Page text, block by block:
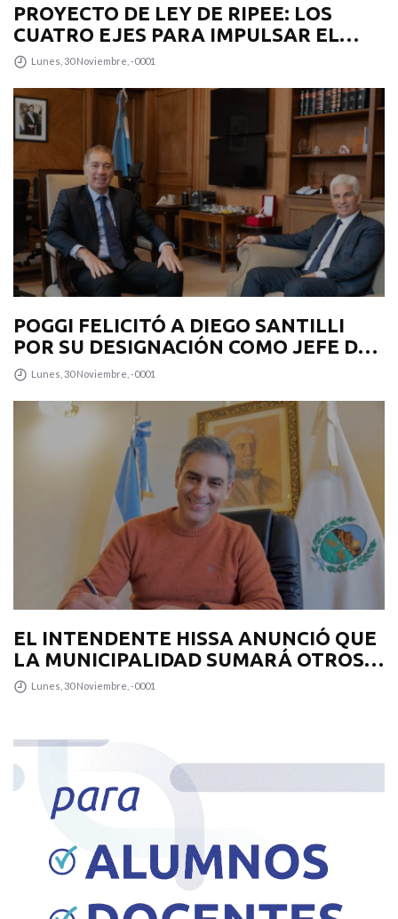
PROYECTO DE LEY DE RIPEE: LOS
CUATRO EJES PARA IMPULSAR EL
DESARROLLO PRODUCTIVO EN LA
Lunes, 30 Noviembre, -0001
POGGI FELICITÓ A DIEGO SANTILLI
POR SU DESIGNACIÓN COMO JEFE DE
GABINETE
Lunes, 30 Noviembre, -0001
EL INTENDENTE HISSA ANUNCIÓ QUE
LA MUNICIPALIDAD SUMARÁ OTROS
12 COLECTIVOS 0KM PARA
Lunes, 30 Noviembre, -0001